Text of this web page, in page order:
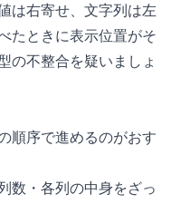
は右寄せ、文字列は左
たときに表示位置がそ
の不整合を疑いましょ
順序で進めるのがおす
数・各列の中身をざっ